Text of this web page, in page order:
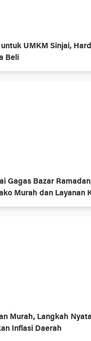
untuk UMKM Sinjai,
Beli
Gagas Bazar
Murah dan Layanan
Murah, Langkah
Inflasi Daerah